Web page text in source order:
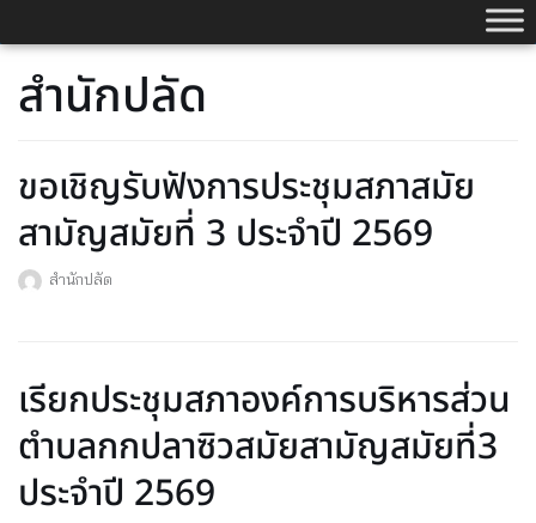
to
content
สำนักปลัด
ขอเชิญรับฟังการประชุมสภาสมัย
สามัญสมัยที่ 3 ประจำปี 2569
สำนักปลัด
เรียกประชุมสภาองค์การบริหารส่วน
ตำบลกกปลาซิวสมัยสามัญสมัยที่3
ประจำปี 2569